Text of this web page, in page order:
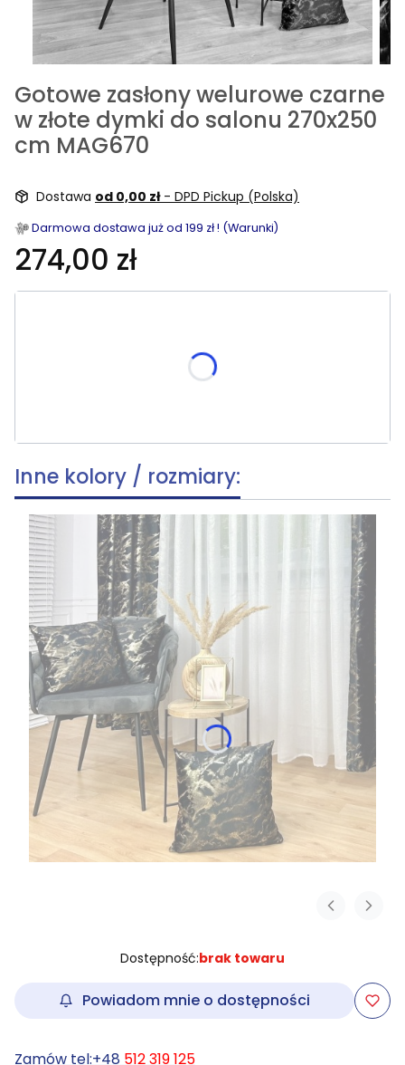
Gotowe zasłony welurowe czarne
w złote dymki do salonu 270x250
cm MAG670
Dostawa od 0,00 zł - DPD Pickup (Polska)
Darmowa dostawa już od 199 zł ! (Warunki)
274,00 zł
Skrócenie do wysokości od góry
Inne kolory / rozmiary:
Dostępność:brak towaru
Powiadom mnie o dostępności
Zamów tel:+48 512 319 125